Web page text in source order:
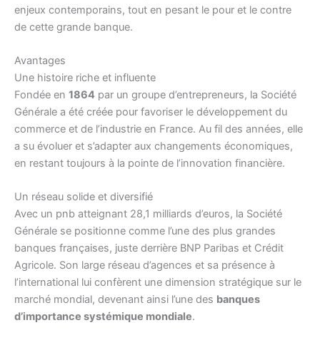
enjeux contemporains, tout en pesant le pour et le contre
de cette grande banque.
Avantages
Une histoire riche et influente
Fondée en 1864 par un groupe d’entrepreneurs, la Société
Générale a été créée pour favoriser le développement du
commerce et de l’industrie en France. Au fil des années, elle
a su évoluer et s’adapter aux changements économiques,
en restant toujours à la pointe de l’innovation financière.
Un réseau solide et diversifié
Avec un pnb atteignant 28,1 milliards d’euros, la Société
Générale se positionne comme l’une des plus grandes
banques françaises, juste derrière BNP Paribas et Crédit
Agricole. Son large réseau d’agences et sa présence à
l’international lui confèrent une dimension stratégique sur le
marché mondial, devenant ainsi l’une des banques
d’importance systémique mondiale.